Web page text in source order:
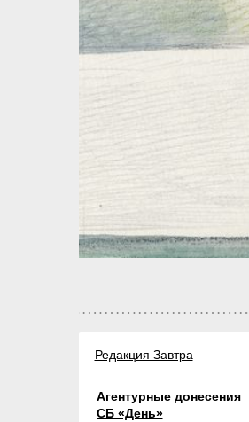
Редакция Завтра
Агентурные донесения
СБ «День»